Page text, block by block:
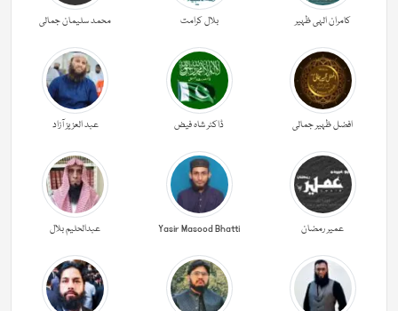
کامران الہی ظہیر بلال کرامت محمد سلیمان جمالی
افضل ظہیر جمالی ڈاکٹر شاہ فیض عبد العزیز آزاد
عمیر رمضان Yasir Masood Bhatti عبدالحليم بلال